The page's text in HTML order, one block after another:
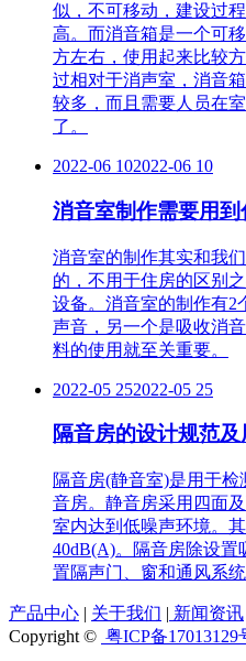
似，不可移动，建设过
高。而消音箱是一个可
方左右，使用起来比较
过相对于消声室，消音
较多，而且需要人员在
了。
2022-06 102022-06 10
消音室制作需要用到
消音室的制作其实和我
的，不用于住房的区别
设备。消音室的制作有2
声音，另一个是吸收消
料的使用就至关重要。
2022-05 252022-05 25
隔音房的设计规范及
隔音房(静音室)是用于
音房。静音房采用四面
室内达到低噪声环境。
40dB(A)。隔音房除设
置隔声门、窗和通风系统
产品中心 | 关于我们 | 新闻资讯
Copyright © 粤ICP备17013129